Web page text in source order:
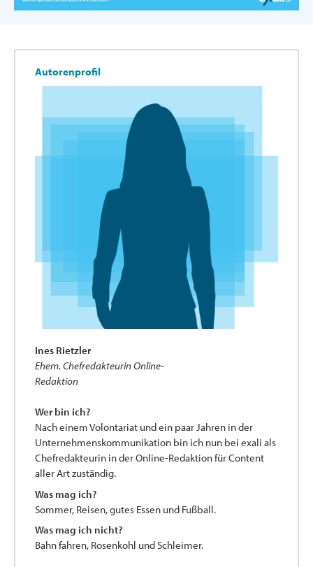
Autorenprofil
Ines Rietzler
Ehem. Chefredakteurin Online-
Redaktion
Wer bin ich?
Nach einem Volontariat und ein paar Jahren in der
Unternehmenskommunikation bin ich nun bei exali als
Chefredakteurin in der Online-Redaktion für Content
aller Art zuständig.
Was mag ich?
Sommer, Reisen, gutes Essen und Fußball.
Was mag ich nicht?
Bahn fahren, Rosenkohl und Schleimer.